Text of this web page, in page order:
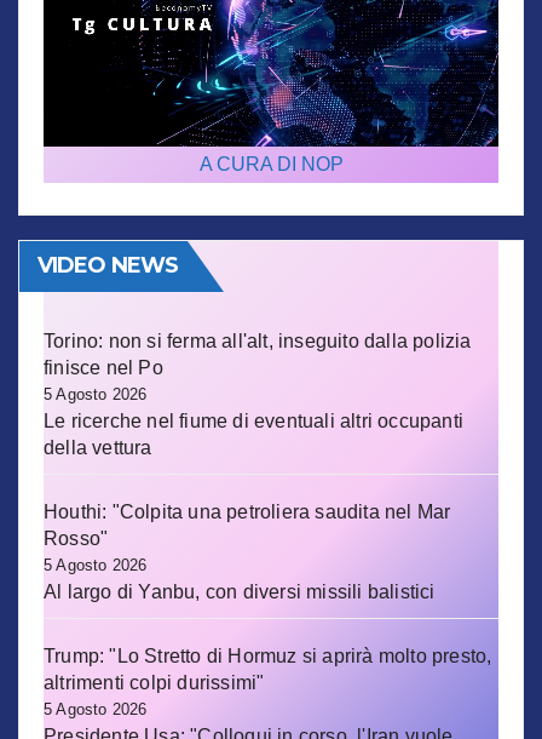
A CURA DI NOP
VIDEO NEWS
Torino: non si ferma all'alt, inseguito dalla polizia
finisce nel Po
5 Agosto 2026
Le ricerche nel fiume di eventuali altri occupanti
della vettura
Houthi: "Colpita una petroliera saudita nel Mar
Rosso"
5 Agosto 2026
Al largo di Yanbu, con diversi missili balistici
Trump: "Lo Stretto di Hormuz si aprirà molto presto,
altrimenti colpi durissimi"
5 Agosto 2026